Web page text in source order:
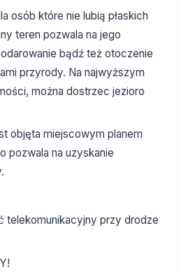
osób które nie lubią płaskich
teren pozwala na jego
bądź też otoczenie
przyrody. Na najwyższym
można dostrzec jezioro
objęta miejscowym planem
pozwala na uzyskanie
telekomunikacyjny przy drodze